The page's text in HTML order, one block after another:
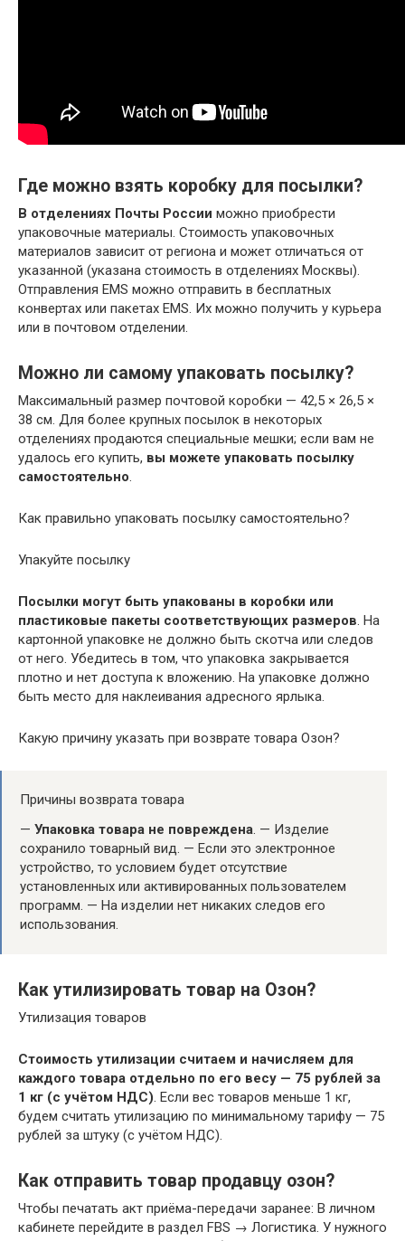
Где можно взять коробку для посылки?
В отделениях Почты России можно приобрести
упаковочные материалы. Стоимость упаковочных
материалов зависит от региона и может отличаться от
указанной (указана стоимость в отделениях Москвы).
Отправления EMS можно отправить в бесплатных
конвертах или пакетах EMS. Их можно получить у курьера
или в почтовом отделении.
Можно ли самому упаковать посылку?
Максимальный размер почтовой коробки — 42,5 × 26,5 ×
38 см. Для более крупных посылок в некоторых
отделениях продаются специальные мешки; если вам не
удалось его купить, вы можете упаковать посылку
самостоятельно.
Как правильно упаковать посылку самостоятельно?
Упакуйте посылку
Посылки могут быть упакованы в коробки или
пластиковые пакеты соответствующих размеров. На
картонной упаковке не должно быть скотча или следов
от него. Убедитесь в том, что упаковка закрывается
плотно и нет доступа к вложению. На упаковке должно
быть место для наклеивания адресного ярлыка.
Какую причину указать при возврате товара Озон?
Причины возврата товара
— Упаковка товара не повреждена. — Изделие
сохранило товарный вид. — Если это электронное
устройство, то условием будет отсутствие
установленных или активированных пользователем
программ. — На изделии нет никаких следов его
использования.
Как утилизировать товар на Озон?
Утилизация товаров
Стоимость утилизации считаем и начисляем для
каждого товара отдельно по его весу — 75 рублей за
1 кг (с учётом НДС). Если вес товаров меньше 1 кг,
будем считать утилизацию по минимальному тарифу — 75
рублей за штуку (с учётом НДС).
Как отправить товар продавцу озон?
Чтобы печатать акт приёма-передачи заранее: В личном
кабинете перейдите в раздел FBS → Логистика. У нужного